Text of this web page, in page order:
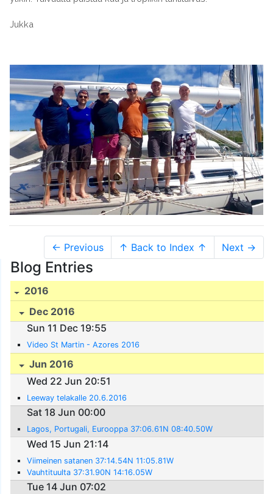
Jukka
← Previous ↑ Back to Index ↑ Next →
Blog Entries
2016
Dec 2016
Sun 11 Dec 19:55
Video St Martin - Azores 2016
Jun 2016
Wed 22 Jun 20:51
Leeway telakalle 20.6.2016
Sat 18 Jun 00:00
Lagos, Portugali, Eurooppa 37:06.61N 08:40.50W
Wed 15 Jun 21:14
Viimeinen satanen 37:14.54N 11:05.81W
Vauhtituulta 37:31.90N 14:16.05W
Tue 14 Jun 07:02